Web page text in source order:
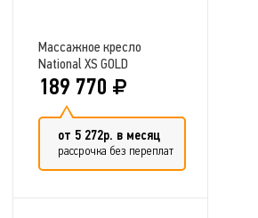
Массажное кресло
National XS GOLD
189 770
от 5 272р. в месяц
рассрочка без переплат